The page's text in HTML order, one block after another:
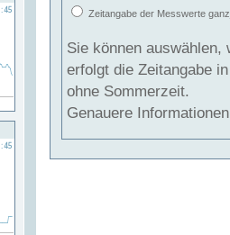
Zeitangabe der Messwerte
Sie können auswählen,
erfolgt die Zeitangabe
ohne Sommerzeit.
Genauere